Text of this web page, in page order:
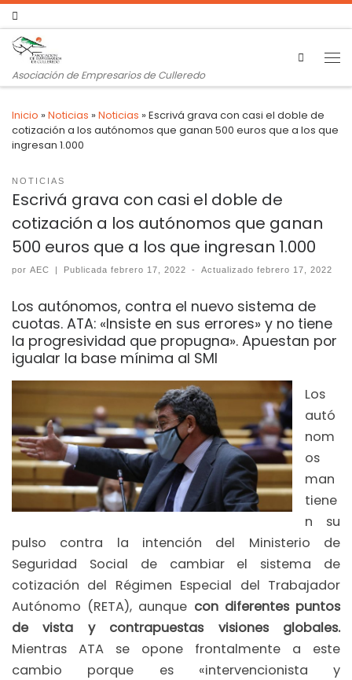
Asociación de Empresarios de Culleredo
Search
Inicio »Noticias »Noticias »Escrivá grava con casi el doble de
cotización a los autónomos que ganan 500 euros que a los que
ingresan 1.000
NOTICIAS
Escrivá grava con casi el doble de
cotización a los autónomos que ganan
500 euros que a los que ingresan 1.000
por AEC | Publicadafebrero 17, 2022 - Actualizadofebrero 17, 2022
Los autónomos, contra el nuevo sistema de
cuotas. ATA: «Insiste en sus errores» y no tiene
la progresividad que propugna». Apuestan por
igualar la base mínima al SMI
Los
autó
nom
os
man
tiene
n su
pulso contra la intención del Ministerio de
Seguridad Social de cambiar el sistema de
cotización del Régimen Especial del Trabajador
Autónomo (RETA), aunque con diferentes puntos
de vista y contrapuestas visiones globales.
Mientras ATA se opone frontalmente a este
cambio porque es «intervencionista y